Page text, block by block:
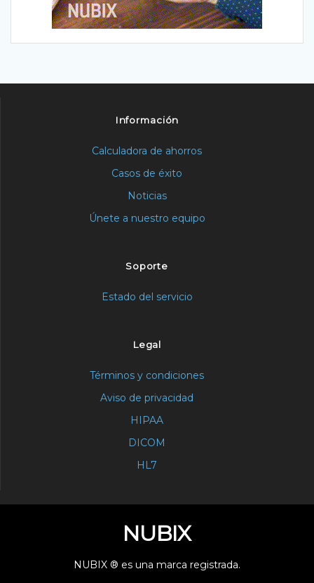
Información
Calculadora de ahorros
Casos de éxito
Noticias
Únete a nuestro equipo
Soporte
Estado del servicio
Legal
Términos y condiciones
Aviso de privacidad
HIPAA
DICOM
HL7
NUBIX
NUBIX ® es una marca registrada.